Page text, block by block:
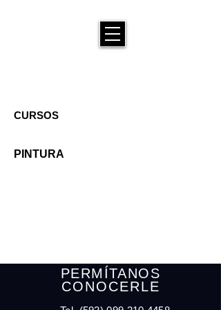
CURSOS
PINTURA
PERMÍTANOS
CONOCERLE